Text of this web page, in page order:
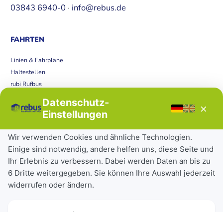
03843 6940-0 · info@rebus.de
FAHRTEN
Linien & Fahrpläne
Haltestellen
rubi Rufbus
Störungen
Tickets & Tarife
Deutschlandticket
Schülerkarte
Einzeltickets
Abonnements
Datenschutz-
Einstellungen
×
Wir verwenden Cookies und ähnliche Technologien.
Einige sind notwendig, andere helfen uns, diese Seite und
Ihr Erlebnis zu verbessern. Dabei werden Daten an bis zu
6 Dritte weitergegeben. Sie können Ihre Auswahl jederzeit
widerrufen oder ändern.